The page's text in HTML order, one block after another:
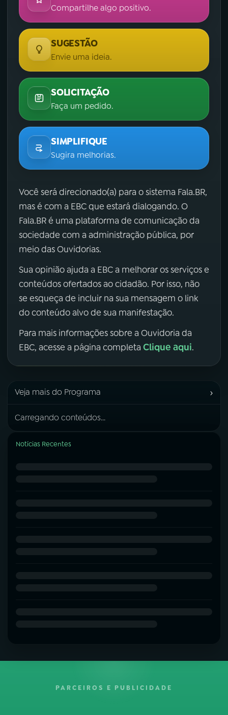
Compartilhe algo positivo.
SUGESTÃO
Envie uma ideia.
SOLICITAÇÃO
Faça um pedido.
SIMPLIFIQUE
Sugira melhorias.
Você será direcionado(a) para o sistema Fala.BR,
mas é com a EBC que estará dialogando. O
Fala.BR é uma plataforma de comunicação da
sociedade com a administração pública, por
meio das Ouvidorias.
Sua opinião ajuda a EBC a melhorar os serviços e
conteúdos ofertados ao cidadão. Por isso, não
se esqueça de incluir na sua mensagem o link
do conteúdo alvo de sua manifestação.
Para mais informações sobre a Ouvidoria da
EBC, acesse a página completa Clique aqui.
Veja mais do Programa ›
Carregando conteúdos...
Notícias Recentes
PARCEIROS E PUBLICIDADE